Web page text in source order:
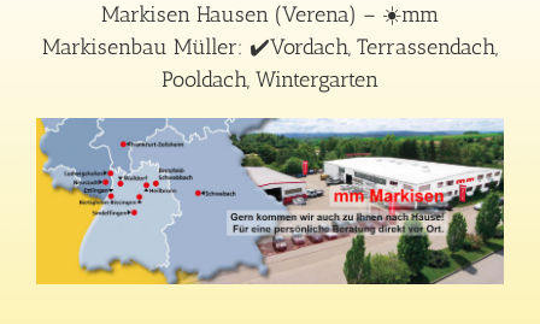
Markisen Hausen (Verena) – ☀️mm
Markisenbau Müller: ✔️Vordach, Terrassendach,
Pooldach, Wintergarten